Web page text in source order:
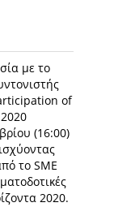
με το
of
(16:00)
το SME
2020.